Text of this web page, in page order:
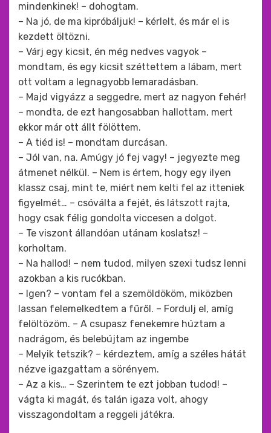
mindenkinek! – dohogtam.
– Na jó, de ma kipróbáljuk! – kérlelt, és már el is
kezdett öltözni.
– Várj egy kicsit, én még nedves vagyok –
mondtam, és egy kicsit széttettem a lábam, mert
ott voltam a legnagyobb lemaradásban.
– Majd vigyázz a seggedre, mert az nagyon fehér!
– mondta, de ezt hangosabban hallottam, mert
ekkor már ott állt fölöttem.
– A tiéd is! – mondtam durcásan.
– Jól van, na. Amúgy jó fej vagy! – jegyezte meg
átmenet nélkül. – Nem is értem, hogy egy ilyen
klassz csaj, mint te, miért nem kelti fel az itteniek
figyelmét… – csóválta a fejét, és látszott rajta,
hogy csak félig gondolta viccesen a dolgot.
– Te viszont állandóan utánam koslatsz! –
korholtam.
– Na hallod! – nem tudod, milyen szexi tudsz lenni
azokban a kis rucókban.
– Igen? – vontam fel a szemöldököm, miközben
lassan felemelkedtem a fűről. – Fordulj el, amíg
felöltözöm. – A csupasz fenekemre húztam a
nadrágom, és belebújtam az ingembe
– Melyik tetszik? – kérdeztem, amíg a széles hátát
nézve igazgattam a sörényem.
– Az a kis… – Szerintem te ezt jobban tudod! –
vágta ki magát, és talán igaza volt, ahogy
visszagondoltam a reggeli játékra.